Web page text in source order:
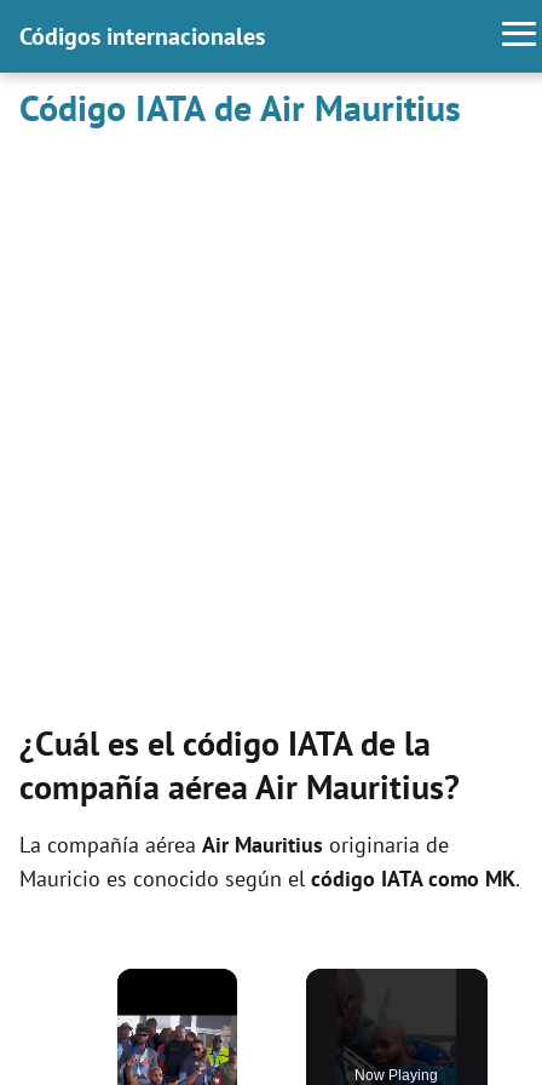
Códigos internacionales
Código IATA de Air Mauritius
¿Cuál es el código IATA de la
compañía aérea Air Mauritius?
La compañía aérea Air Mauritius originaria de
Mauricio es conocido según el código IATA como MK.
×
Now Playing